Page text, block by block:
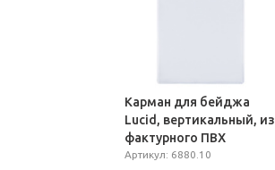
Карман для бейджа
Lucid, вертикальный, из
фактурного ПВХ
Артикул: 6880.10